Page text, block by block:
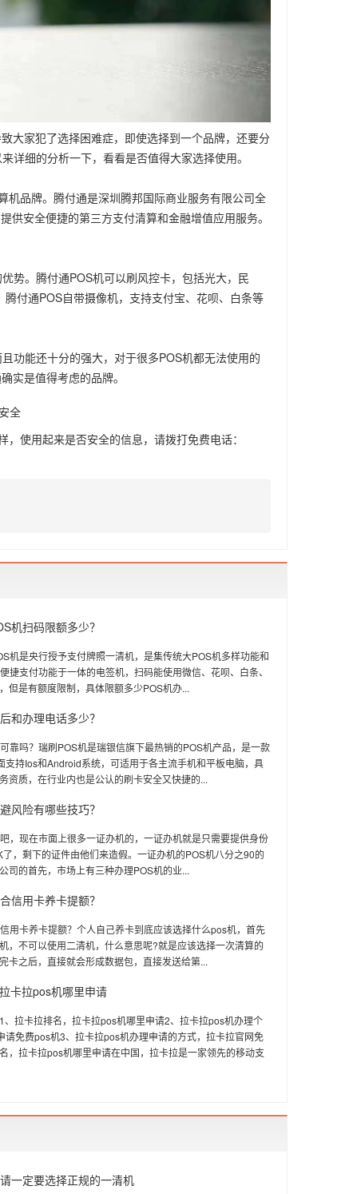
大家犯了选择困难症，即使选择到一个品牌，还要分
详细的分析一下，看看是否值得大家选择使用。
品牌。腾付通是深圳腾邦国际商业服务有限公司全
安全便捷的第三方支付清算和金融增值应用服务。
势。腾付通POS机可以刷风控卡，包括光大，民
付通POS自带摄像机，支持支付宝、花呗、白条等
功能还十分的强大，对于很多POS机都无法使用的
实是值得考虑的品牌。
全
，使用起来是否安全的信息，请拨打免费电话：
机扫码限额多少？
机是央行授予支付牌照一清机，是集传统大POS机多样功能和
捷支付功能于一体的电签机，扫码能使用微信、花呗、白条、
但是有额度限制，具体限额多少POS机办...
和办理电话多少？
靠吗？瑞刷POS机是瑞银信旗下最热销的POS机产品，是一款
支持Ios和Android系统，可适用于各主流手机和平板电脑，具
资质，在行业内也是公认的刷卡安全又快捷的...
风险有哪些技巧？
，现在市面上很多一证办机的，一证办机就是只需要提供身份
，剩下的证件由他们来造假。一证办机的POS机八分之90的
司的首先，市场上有三种办理POS机的业...
信用卡养卡提额？
用卡养卡提额？个人自己养卡到底应该选择什么pos机，首先
，不可以使用二清机，什么意思呢?就是应该选择一次清算的
卡之后，直接就会形成数据包，直接发送给第...
卡拉pos机哪里申请
、拉卡拉排名，拉卡拉pos机哪里申请2、拉卡拉pos机办理个
请免费pos机3、拉卡拉pos机办理申请的方式，拉卡拉官网免
，拉卡拉pos机哪里申请在中国，拉卡拉是一家领先的移动支
一定要选择正规的一清机